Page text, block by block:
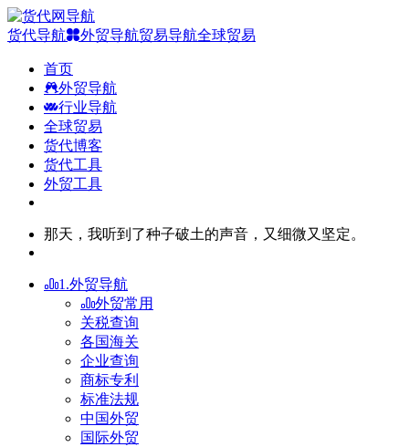
货代导航 外贸导航贸易导航全球贸易
首页
外贸导航
行业导航
全球贸易
货代博客
货代工具
外贸工具
那天，我听到了种子破土的声音，又细微又坚定。
1.外贸导航
外贸常用
关税查询
各国海关
企业查询
商标专利
标准法规
中国外贸
国际外贸